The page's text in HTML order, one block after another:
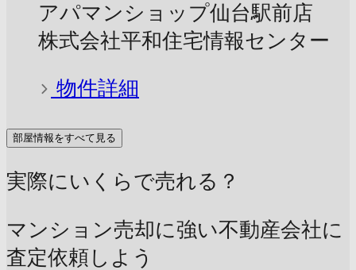
アパマンショップ仙台駅前店
株式会社平和住宅情報センター
物件詳細
部屋情報をすべて見る
実際にいくらで売れる？
マンション売却に強い不動産会社に
査定依頼しよう